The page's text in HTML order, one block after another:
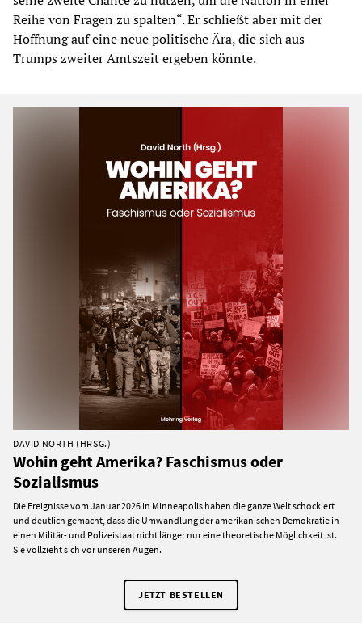
Reihe von Fragen zu spalten“. Er schließt aber mit der
Hoffnung auf eine neue politische Ära, die sich aus
Trumps zweiter Amtszeit ergeben könnte.
DAVID NORTH (HRSG.)
Wohin geht Amerika? Faschismus oder
Sozialismus
Die Ereignisse vom Januar 2026 in Minneapolis haben die ganze Welt schockiert
und deutlich gemacht, dass die Umwandlung der amerikanischen Demokratie in
einen Militär- und Polizeistaat nicht länger nur eine theoretische Möglichkeit ist.
Sie vollzieht sich vor unseren Augen.
JETZT BESTELLEN